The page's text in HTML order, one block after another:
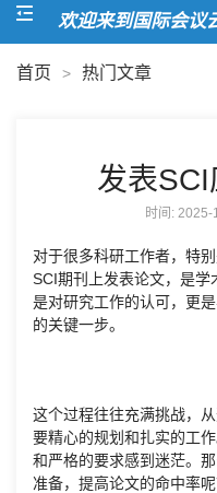
欢迎来到国际会议云
首页 > 热门文章
发表
时间:
对于很多科研工作者，特
SCI期刊上发表论文，是
是对研究工作的认可，更
的关键一步。
这个过程往往充满挑战，
要精心的规划和扎实的工
和严格的要求感到迷茫。
准备，提高论文的命中率